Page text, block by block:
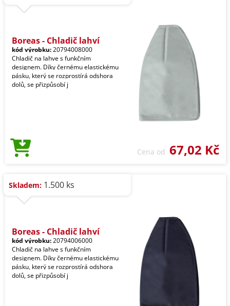
Boreas - Chladič lahví
kód výrobku:20794008000
Chladič na lahve s funkčním
designem. Díky černému elastickému
pásku, který se rozprostírá odshora
dolů, se přizpůsobí j
Cena od 67,02 Kč
Skladem: 1.500 ks
Boreas - Chladič lahví
kód výrobku:20794006000
Chladič na lahve s funkčním
designem. Díky černému elastickému
pásku, který se rozprostírá odshora
dolů, se přizpůsobí j